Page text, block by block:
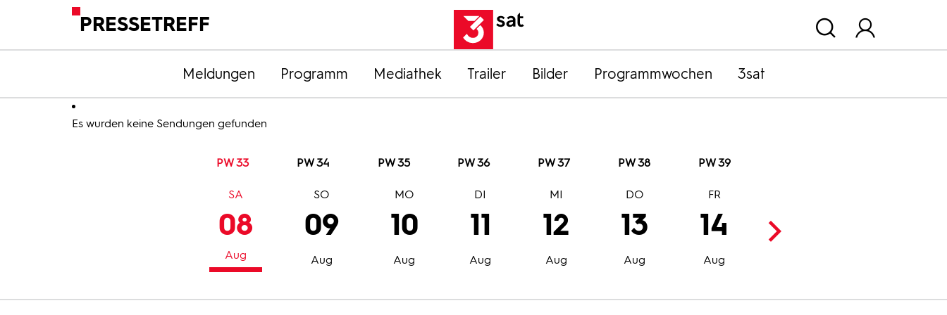
PRESSETREFF
Meldungen Programm Mediathek Trailer Bilder Programmwochen 3sat
Es wurden keine Sendungen gefunden
PW 33 PW 34 PW 35 PW 36 PW 37 PW 38 PW 39
08
Aug
SA
09
Aug
SO
10
Aug
MO
11
Aug
DI
12
Aug
MI
13
Aug
DO
14
Aug
FR
15